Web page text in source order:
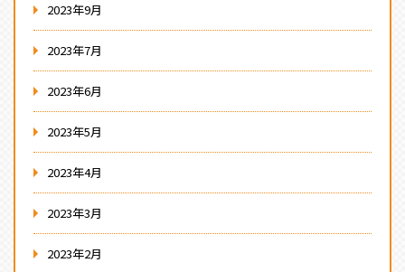
2023年9月
2023年7月
2023年6月
2023年5月
2023年4月
2023年3月
2023年2月